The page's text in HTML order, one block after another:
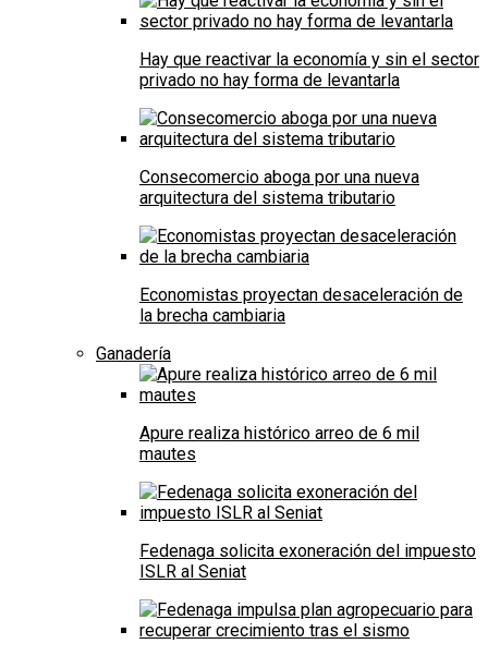
Hay que reactivar la economía y sin el sector
privado no hay forma de levantarla
Consecomercio aboga por una nueva
arquitectura del sistema tributario
Economistas proyectan desaceleración de
la brecha cambiaria
Ganadería
Apure realiza histórico arreo de 6 mil
mautes
Fedenaga solicita exoneración del impuesto
ISLR al Seniat